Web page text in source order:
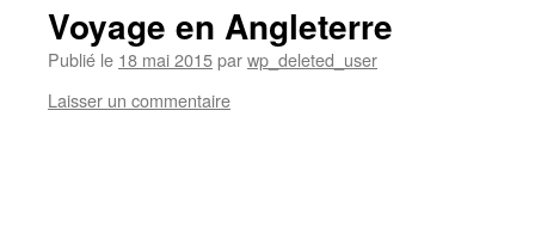
Voyage en Angleterre
Publié le 18 mai 2015parwp_deleted_user
Laisser un commentaire